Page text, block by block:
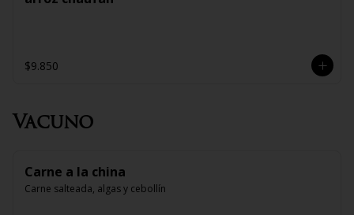
$9.850
Vacuno
Carne a la china
Carne salteada, algas y cebollín